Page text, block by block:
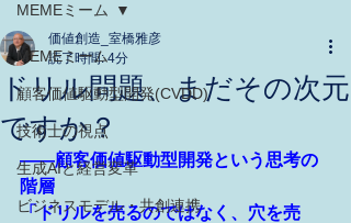
MEMEミーム
顧客価値駆動型開発(CVDD)
技術士の視点
生成AIと経営変革
ビジネスモデル・共創連携
MEMEミーム
ドリル問題、まだその次元
ですか？
価値創造_室橋雅彦
読了時間: 4分
――顧客価値駆動型開発という思考の
階層
「ドリルを売るのではなく、穴を売